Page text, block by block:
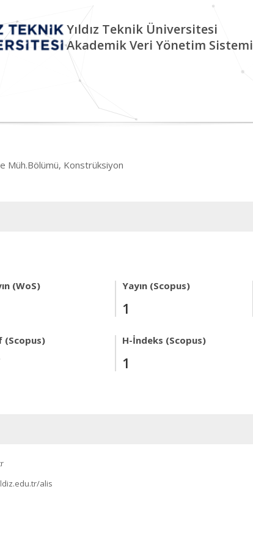
Yıldız Teknik Üniversitesi
Akademik Veri Yönetim Sistemi
Müh.Bölümü, Konstrüksiyon
(WoS) Yayın (Scopus)
1
(Scopus) H-İndeks (Scopus)
1
alis